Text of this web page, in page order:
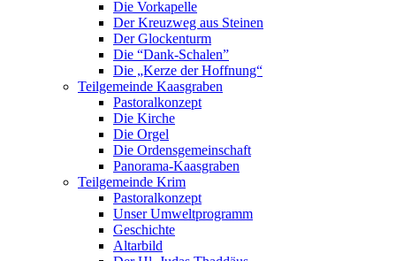
Die Vorkapelle
Der Kreuzweg aus Steinen
Der Glockenturm
Die “Dank-Schalen”
Die „Kerze der Hoffnung“
Teilgemeinde Kaasgraben
Pastoralkonzept
Die Kirche
Die Orgel
Die Ordensgemeinschaft
Panorama-Kaasgraben
Teilgemeinde Krim
Pastoralkonzept
Unser Umweltprogramm
Geschichte
Altarbild